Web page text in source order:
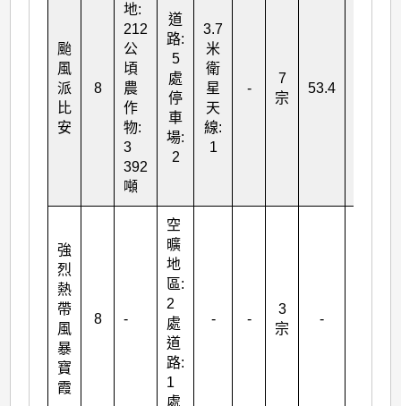
颱
風
派
比
安
8
地:
212
公
頃
農
作
物:
3
392
噸
道
路:
5
處
停
車
場:
2
3.7
米
衛
星
天
線:
1
-
7
宗
53.4
強
烈
熱
帶
風
暴
寶
霞
8 -
空
曠
地
區:
2
處
道
路:
1
處
- -
3
宗
-